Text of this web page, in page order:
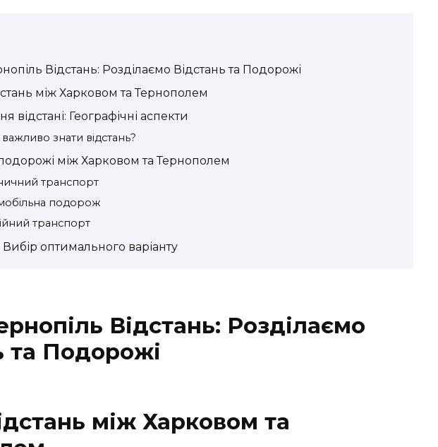
Відстань: Розділаємо Відстань та Подорожі
між Харковом та Тернополем
відстані: Географічні аспекти
знати відстань?
між Харковом та Тернополем
транспорт
подорож
транспорт
оптимального варіанту
Відстань: Розділаємо
та Подорожі
між Харковом та